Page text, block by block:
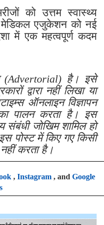
को उत्तम स्वास्थ्य
मेडिकल एजुकेशन को नई
में एक महत्वपूर्ण कदम
(Advertorial) है। इसे
द्वारा नहीं लिखा या
ऑनलाइन विज्ञापन
पालन करता है। इस
संबंधी जोखिम शामिल हो
पोस्ट में किए गए किसी
करता है।
, Instagram, and Google